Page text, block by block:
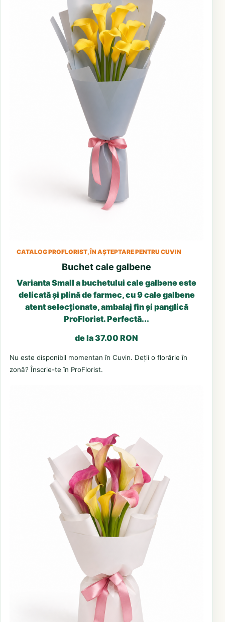
CATALOG PROFLORIST, ÎN AȘTEPTARE PENTRU CUVIN
Buchet cale galbene
Varianta Small a buchetului cale galbene este
delicată și plină de farmec, cu 9 cale galbene
atent selecționate, ambalaj fin și panglică
ProFlorist. Perfectă...
de la 37.00 RON
Nu este disponibil momentan în Cuvin. Deții o florărie în
zonă? Înscrie-te în ProFlorist.